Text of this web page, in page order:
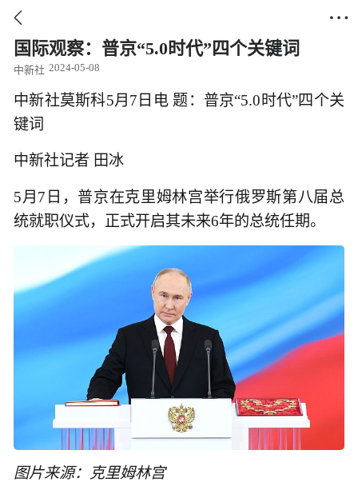
 
国际观察：普京“5.0时代”四个关键词
中新社 2024-05-08
中新社莫斯科5月7日电 题：普京“5.0时代”四个关
键词
中新社记者 田冰
5月7日，普京在克里姆林宫举行俄罗斯第八届总
统就职仪式，正式开启其未来6年的总统任期。
图片来源：克里姆林宫